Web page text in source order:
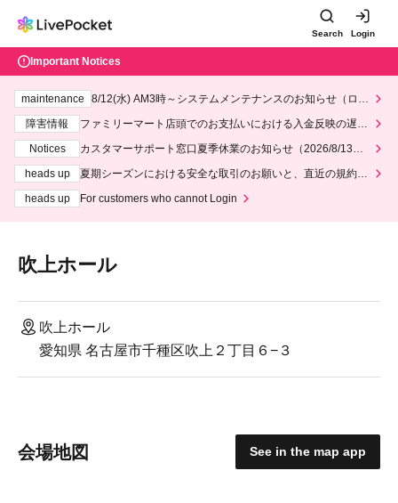
Search Login
Important Notices
maintenance
8/12(水) AM3時～システムメンテナンスのお知らせ（ロー
障害情報
ファミリーマート店頭でのお支払いにおける入金反映の遅延
Notices
カスタマーサポート窓口夏季休業のお知らせ（2026/8/13～2
heads up
夏期シーズンにおける安全な取引のお願いと、直近の規約違
heads up
For customers who cannot Login
吹上ホール
吹上ホール
愛知県 名古屋市千種区吹上２丁目６−３
会場地図 See in the map app